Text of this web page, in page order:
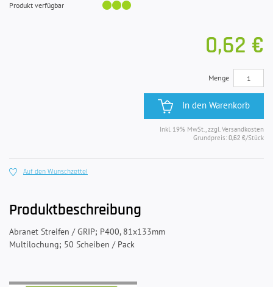
Produkt verfügbar
0,62 €
Menge
In den Warenkorb
Inkl. 19% MwSt., zzgl. Versandkosten
Grundpreis: 0,62 €/Stück
Auf den Wunschzettel
Produktbeschreibung
Abranet Streifen / GRIP; P400, 81x133mm
Multilochung; 50 Scheiben / Pack